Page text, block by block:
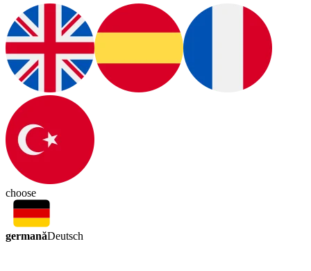
choose
germanăDeutsch